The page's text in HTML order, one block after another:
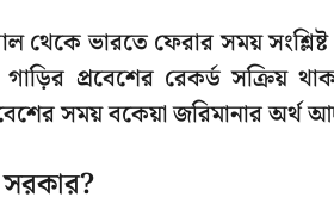
থেকে ভারতে ফেরার সময়
প্রবেশের রেকর্ড সক্রিয়
সময় বকেয়া জরিমানার অর্থ